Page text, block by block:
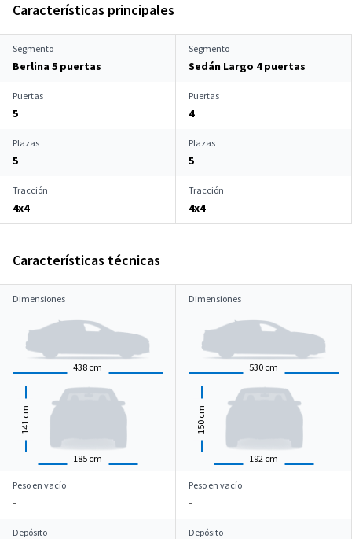
Características principales
Segmento
Berlina 5 puertas
Segmento
Sedán Largo 4 puertas
Puertas
5
Puertas
4
Plazas
5
Plazas
5
Tracción
4x4
Tracción
4x4
Características técnicas
Dimensiones
438 cm
185 cm
141
cm
Dimensiones
530 cm
192 cm
150
cm
Peso en vacío
-
Peso en vacío
-
Depósito Depósito